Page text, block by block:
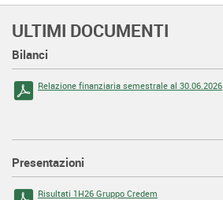
ULTIMI DOCUMENTI
Bilanci
Relazione finanziaria semestrale al 30.06.2026
Presentazioni
Risultati 1H26 Gruppo Credem